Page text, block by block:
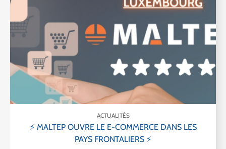
ACTUALITÉS
⚡ MALTEP OUVRE LE E-COMMERCE DANS LES
PAYS FRONTALIERS ⚡